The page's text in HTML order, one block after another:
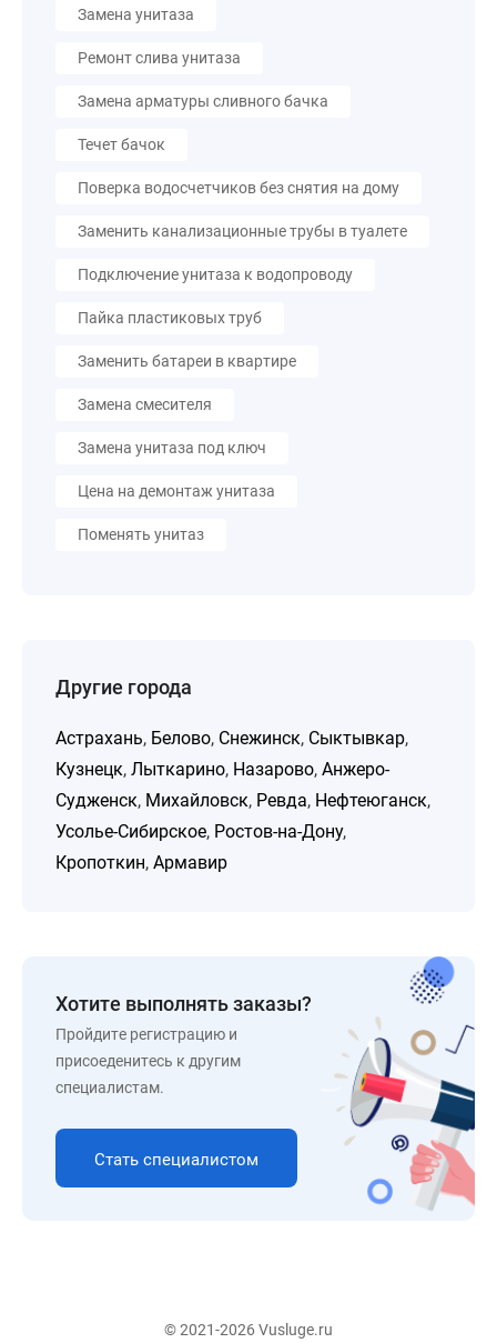
Замена унитаза
Ремонт слива унитаза
Замена арматуры сливного бачка
Течет бачок
Поверка водосчетчиков без снятия на дому
Заменить канализационные трубы в туалете
Подключение унитаза к водопроводу
Пайка пластиковых труб
Заменить батареи в квартире
Замена смесителя
Замена унитаза под ключ
Цена на демонтаж унитаза
Поменять унитаз
Другие города
Астрахань, Белово, Снежинск, Сыктывкар,
Кузнецк, Лыткарино, Назарово, Анжеро-
Судженск, Михайловск, Ревда, Нефтеюганск,
Усолье-Сибирское, Ростов-на-Дону,
Кропоткин, Армавир
Хотите выполнять заказы?
Пройдите регистрацию и
присоеденитесь к другим
специалистам.
Стать специалистом
© 2021-2026 Vusluge.ru